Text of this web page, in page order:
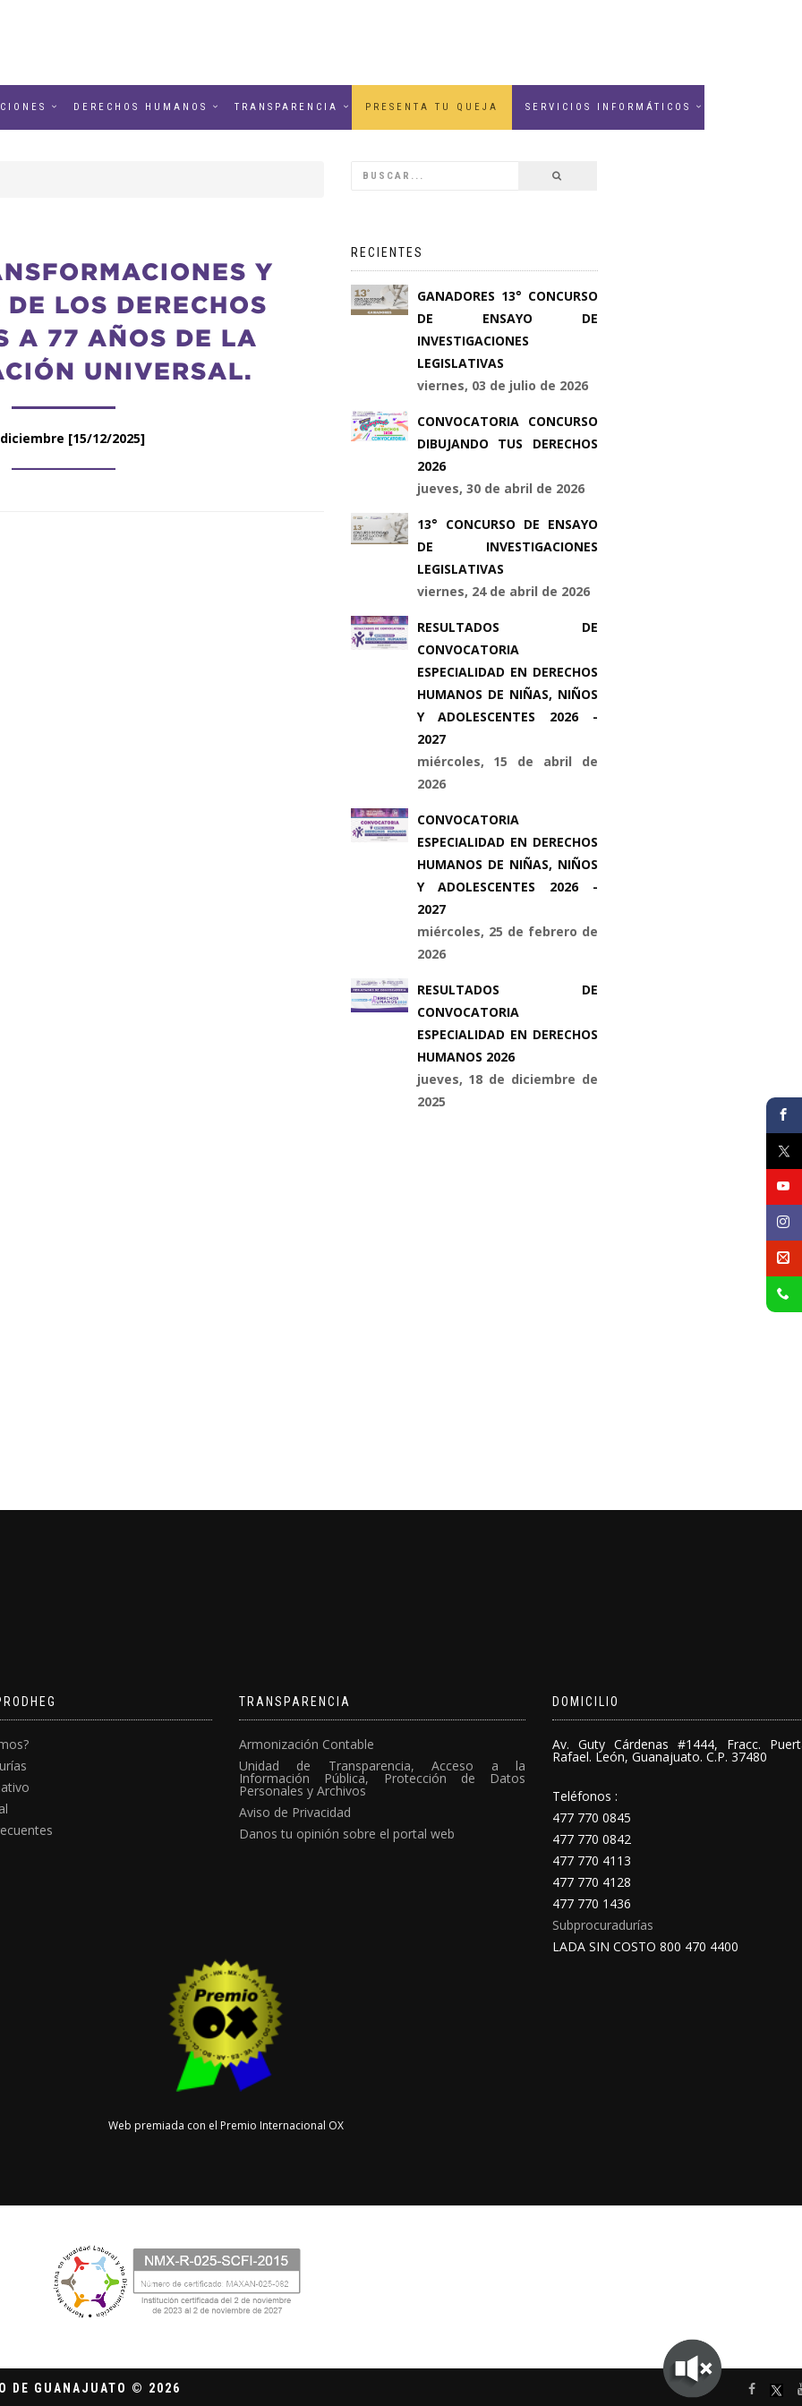
DERECHOS HUMANOS TRANSPARENCIA PRESENTA TU QUEJA SERVICIOS INFORMÁTICOS
Y
LOS DERECHOS
A 77 AÑOS DE LA
UNIVERSAL.
[15/12/2025]
RECIENTES
GANADORES 13° CONCURSO
DE ENSAYO DE
INVESTIGACIONES
LEGISLATIVAS
viernes, 03 de julio de 2026
CONVOCATORIA CONCURSO
DIBUJANDO TUS DERECHOS
2026
jueves, 30 de abril de 2026
13° CONCURSO DE ENSAYO
DE INVESTIGACIONES
LEGISLATIVAS
viernes, 24 de abril de 2026
RESULTADOS DE
CONVOCATORIA
ESPECIALIDAD EN DERECHOS
HUMANOS DE NIÑAS, NIÑOS
Y ADOLESCENTES 2026 -
2027
miércoles, 15 de abril de
2026
CONVOCATORIA
ESPECIALIDAD EN DERECHOS
HUMANOS DE NIÑAS, NIÑOS
Y ADOLESCENTES 2026 -
2027
miércoles, 25 de febrero de
2026
RESULTADOS DE
CONVOCATORIA
ESPECIALIDAD EN DERECHOS
HUMANOS 2026
jueves, 18 de diciembre de
2025
TRANSPARENCIA
Armonización Contable
Unidad de Transparencia, Acceso a la
Información Pública, Protección de Datos
Personales y Archivos
Aviso de Privacidad
Danos tu opinión sobre el portal web
DOMICILIO
Av. Guty Cárdenas #1444, Fracc.
Rafael. León, Guanajuato. C.P. 37480
Teléfonos :
477 770 0845
477 770 0842
477 770 4113
477 770 4128
477 770 1436
Subprocuradurías
LADA SIN COSTO 800 470 4400
Web premiada con el Premio Internacional OX
DE GUANAJUATO © 2026